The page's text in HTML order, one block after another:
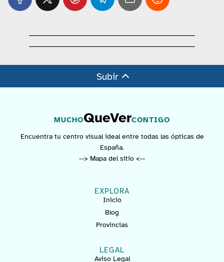
Subir
MUCHOQueVerCONTIGO
Encuentra tu centro visual ideal entre todas las ópticas de
España.
--> Mapa del sitio <--
EXPLORA
Inicio
Blog
Provincias
LEGAL
Aviso Legal